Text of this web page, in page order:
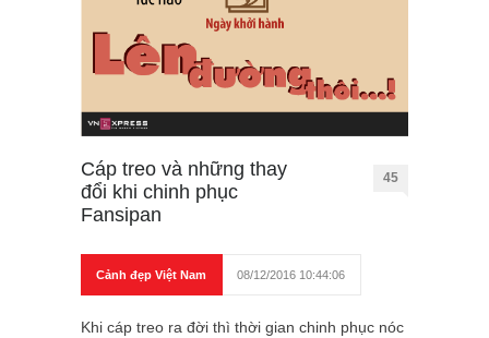
Cáp treo và những thay
đổi khi chinh phục
Fansipan
45
Cảnh đẹp Việt Nam 08/12/2016 10:44:06
Khi cáp treo ra đời thì thời gian chinh phục nóc